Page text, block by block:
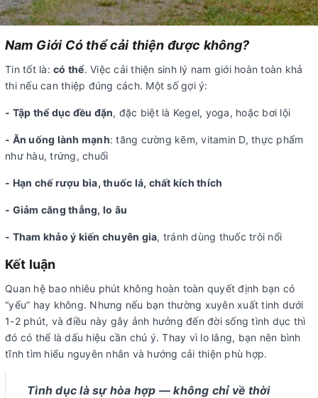
Nam Giới Có thể cải thiện được không?
Tin tốt là: có thể. Việc cải thiện sinh lý nam giới hoàn toàn khả
thi nếu can thiệp đúng cách. Một số gợi ý:
- Tập thể dục đều đặn, đặc biệt là Kegel, yoga, hoặc bơi lội
- Ăn uống lành mạnh: tăng cường kẽm, vitamin D, thực phẩm
như hàu, trứng, chuối
- Hạn chế rượu bia, thuốc lá, chất kích thích
- Giảm căng thẳng, lo âu
- Tham khảo ý kiến chuyên gia, tránh dùng thuốc trôi nổi
Kết luận
Quan hệ bao nhiêu phút không hoàn toàn quyết định bạn có
“yếu” hay không. Nhưng nếu bạn thường xuyên xuất tinh dưới
1-2 phút, và điều này gây ảnh hưởng đến đời sống tình dục thì
đó có thể là dấu hiệu cần chú ý. Thay vì lo lắng, bạn nên bình
tĩnh tìm hiểu nguyên nhân và hướng cải thiện phù hợp.
Tình dục là sự hòa hợp — không chỉ về thời